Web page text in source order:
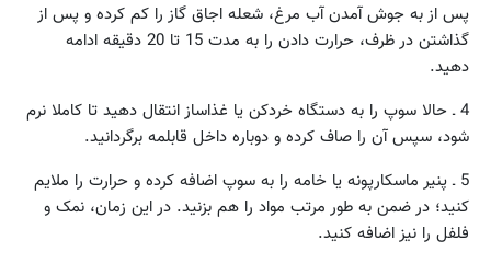
پس از به جوش آمدن آب مرغ، شعله اجاق گاز را کم کرده و پس از
گذاشتن در ظرف، حرارت دادن را به مدت 15 تا 20 دقیقه ادامه
دهید.
4 ـ حالا سوپ را به دستگاه خردکن یا غذاساز انتقال دهید تا کاملا نرم
شود، سپس آن را صاف کرده و دوباره داخل قابلمه برگردانید.
5 ـ پنیر ماسکارپونه یا خامه را به سوپ اضافه کرده و حرارت را ملایم
کنید؛ در ضمن به طور مرتب مواد را هم بزنید. در این زمان، نمک و
فلفل را نیز اضافه کنید.